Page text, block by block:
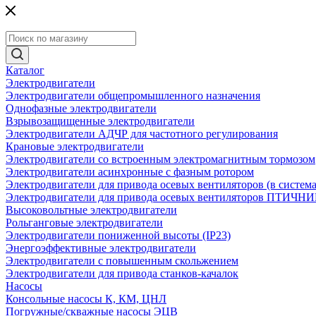
Каталог
Электродвигатели
Электродвигатели общепромышленного назначения
Однофазные электродвигатели
Взрывозащищенные электродвигатели
Электродвигатели АДЧР для частотного регулирования
Крановые электродвигатели
Электродвигатели со встроенным электромагнитным тормозом
Электродвигатели асинхронные с фазным ротором
Электродвигатели для привода осевых вентиляторов (в
Электродвигатели для привода осевых вентиляторов
Высоковольтные электродвигатели
Рольганговые электродвигатели
Электродвигатели пониженной высоты (IP23)
Энергоэффективные электродвигатели
Электродвигатели с повышенным скольжением
Электродвигатели для привода станков-качалок
Насосы
Консольные насосы К, КМ, ЦНЛ
Погружные/скважные насосы ЭЦВ